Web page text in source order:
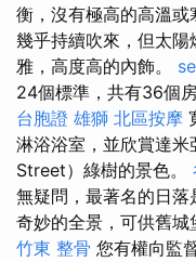
衡，沒有極高的高溫
幾乎持續吹來，但太
雅，高度高的內飾。
24個標準，共有36個
台胞證 雄獅 北區按摩
淋浴浴室，並欣賞達
Street）綠樹的景色。
無疑問，最著名的日
奇妙的全景，可供舊城
竹東 整骨 您有權向監